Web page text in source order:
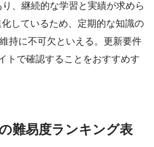
、継続的な学習と実績が求めら
しているため、定期的な知識の
持に不可欠といえる。更新要件
トで確認することをおすすめす
難易度ランキング表